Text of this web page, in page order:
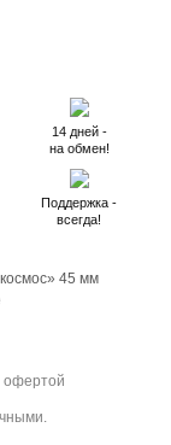
14 дней -
на обмен!
Поддержка -
всегда!
45 мм
офертой